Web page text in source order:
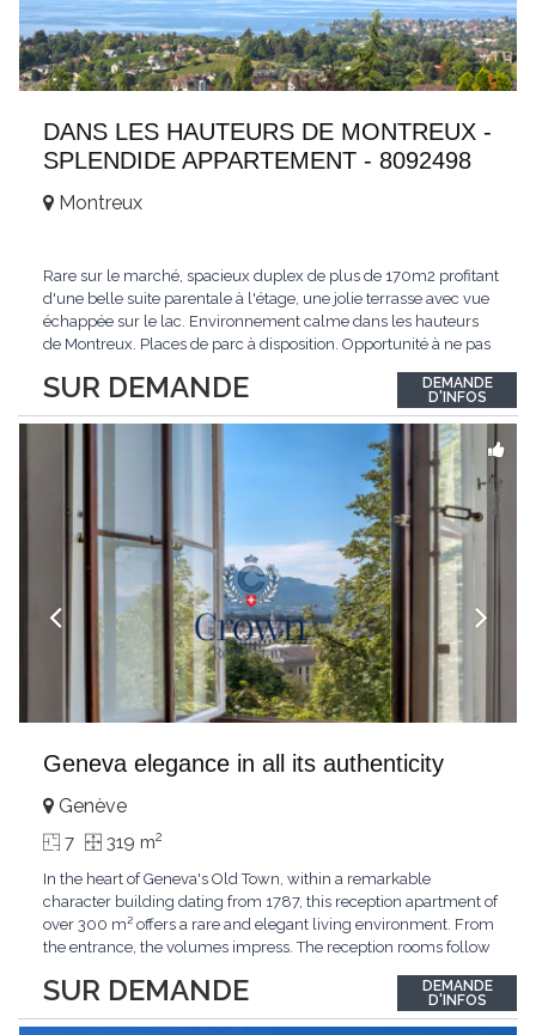
DANS LES HAUTEURS DE MONTREUX -
SPLENDIDE APPARTEMENT - 8092498
SUR DEMANDE
Montreux
Rare sur le marché, spacieux duplex de plus de 170m2 profitant
d'une belle suite parentale à l'étage, une jolie terrasse avec vue
échappée sur le lac. Environnement calme dans les hauteurs
de Montreux. Places de parc à disposition. Opportunité à ne pas
auf dem Markt, geräumiges Duplex von mehr als 170m2 mit
einer schönen...
DEMANDE
D'INFOS
Geneva elegance in all its authenticity
SUR DEMANDE
Genève
7 319 m2
In the heart of Geneva's Old Town, within a remarkable
character building dating from 1787, this reception apartment of
over 300 m² offers a rare and elegant living environment. From
the entrance, the volumes impress. The reception rooms follow
period architecture. High ceilings, finely crafted stuccoes,
moldings, woodwork, old fireplaces,...
DEMANDE
D'INFOS